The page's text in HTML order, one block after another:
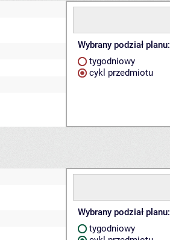
Wybrany podział planu:
tygodniowy
cykl przedmiotu
Wybrany podział planu:
tygodniowy